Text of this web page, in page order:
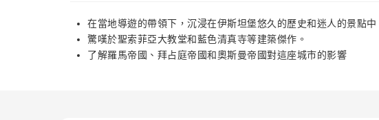
在當地導遊的帶領下，沉浸在伊斯坦堡悠久的歷史和迷人的景點中
驚嘆於聖索菲亞大教堂和藍色清真寺等建築傑作。
了解羅馬帝國、拜占庭帝國和奧斯曼帝國對這座城市的影響